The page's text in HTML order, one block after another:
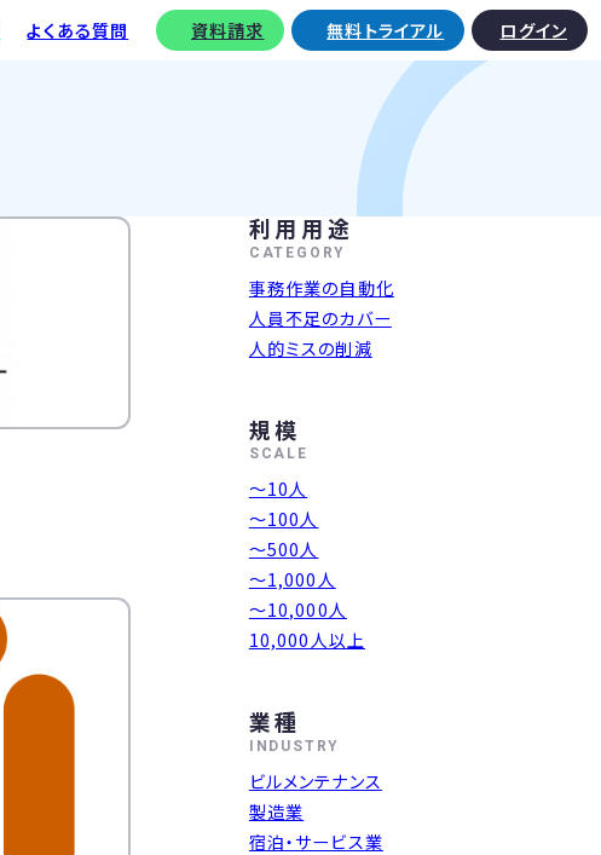
よくある質問 資料請求 無料トライアル ログイン
利用用途
CATEGORY
事務作業の自動化
人員不足のカバー
人的ミスの削減
規模
SCALE
〜10人
〜100人
～500人
～1,000人
〜10,000人
10,000人以上
業種
INDUSTRY
ビルメンテナンス
製造業
宿泊・サービス業